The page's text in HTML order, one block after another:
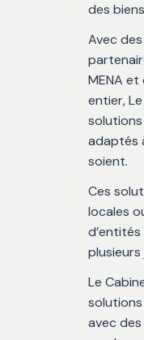
des
Avec
MENA
entier,
adaptés
soient.
Ces
locales
Le
avec